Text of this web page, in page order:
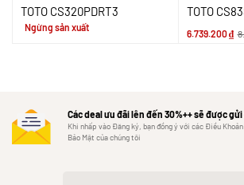
TOTO CS320PDRT3
Ngừng sản xuất
TOTO
6.739.200₫
Các deal ưu đãi lên đến 30%++ sẽ được
Khi nhấp vào Đăng ký, bạn đồng ý với các Điều
Bảo Mật của chúng tôi